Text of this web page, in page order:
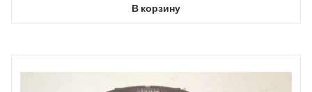
В корзину